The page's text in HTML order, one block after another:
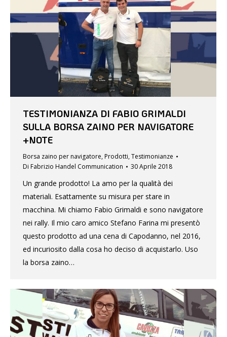
TESTIMONIANZA DI FABIO GRIMALDI
SULLA BORSA ZAINO PER NAVIGATORE
+NOTE
Borsa zaino per navigatore, Prodotti,Testimonianze
Di Fabrizio Handel Communication 30 Aprile 2018
Un grande prodotto! La amo per la qualità dei
materiali. Esattamente su misura per stare in
macchina. Mi chiamo Fabio Grimaldi e sono navigatore
nei rally. Il mio caro amico Stefano Farina mi presentò
questo prodotto ad una cena di Capodanno, nel 2016,
ed incuriosito dalla cosa ho deciso di acquistarlo. Uso
la borsa zaino…